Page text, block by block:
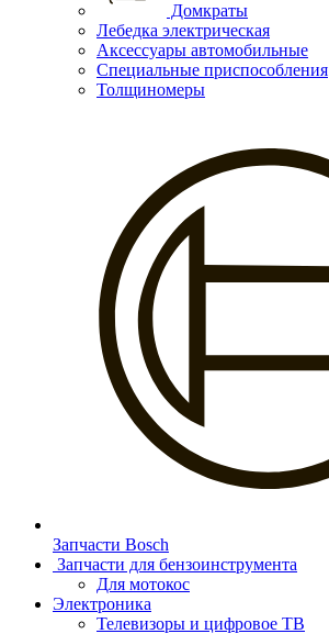
Домкраты
Лебедка электрическая
Аксессуары автомобильные
Специальные приспособления
Толщиномеры
Запчасти Bosch
Запчасти для бензоинструмента
Для мотокос
Электроника
Телевизоры и цифровое ТВ